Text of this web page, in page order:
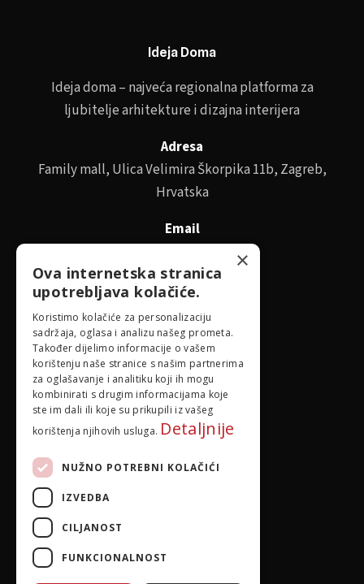
Ideja Doma
Ideja doma – najveća regionalna platforma za
ljubitelje arhitekture i dizajna interijera
Adresa
Family mall, Ulica Velimira Škorpika 11b, Zagreb,
Hrvatska
Email
id@idejadoma.com
Izbornik
O nama
Pravila privatnosti
×
Ova internetska stranica
upotrebljava kolačiće.
Koristimo kolačiće za personalizaciju
sadržaja, oglasa i analizu našeg prometa.
Također dijelimo informacije o vašem
korištenju naše stranice s našim partnerima
za oglašavanje i analitiku koji ih mogu
kombinirati s drugim informacijama koje
ste im dali ili koje su prikupili iz vašeg
korištenja njihovih usluga. Detaljnije
NUŽNO POTREBNI KOLAČIĆI
IZVEDBA
CILJANOST
FUNKCIONALNOST